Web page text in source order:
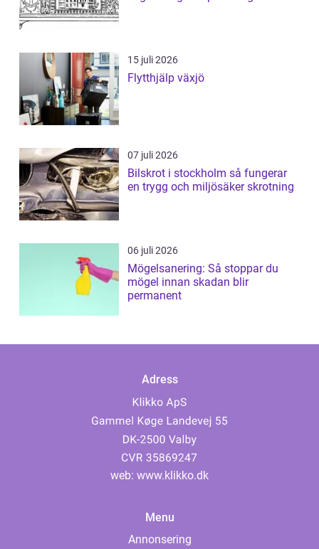
15 juli 2026
Flytthjälp växjö
07 juli 2026
Bilskrot i stockholm så fungerar
en trygg och miljösäker skrotning
06 juli 2026
Mögelsanering: Så stoppar du
mögel innan skadan blir
permanent
Adress
web: www.klikko.dk
Menu
Annonsering